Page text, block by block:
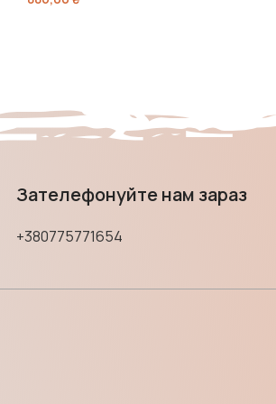
Зателефонуйте нам зараз
+380775771654